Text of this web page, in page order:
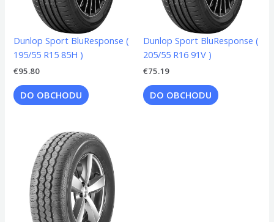
Dunlop Sport BluResponse (
195/55 R15 85H )
€95.80
DO OBCHODU
Dunlop Sport BluResponse (
205/55 R16 91V )
€75.19
DO OBCHODU